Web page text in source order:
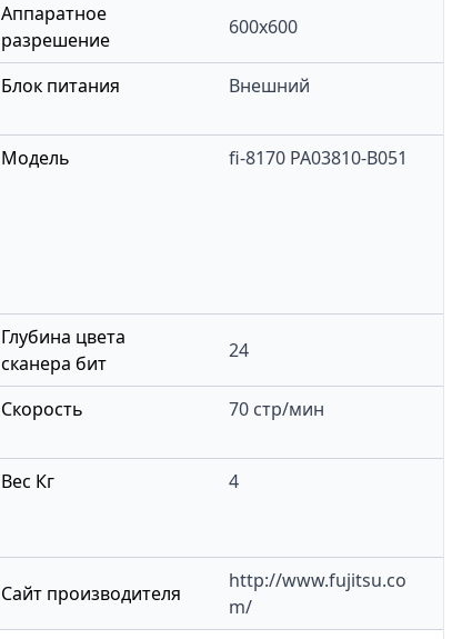
Аппаратное
разрешение
600х600
Блок питания Внешний
Модель fi-8170 PA03810-B051
Глубина цвета
сканера бит
24
Скорость 70 стр/мин
Вес Кг 4
Сайт производителя
http://www.fujitsu.co
m/